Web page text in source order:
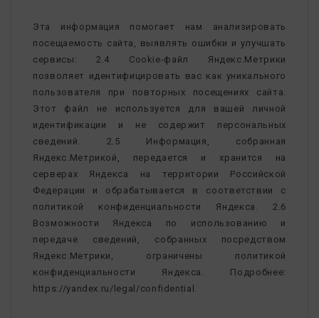
Эта информация помогает нам анализировать
посещаемость сайта, выявлять ошибки и улучшать
сервисы: 2.4 Cookie-файл Яндекс.Метрики
позволяет идентифицировать вас как уникального
пользователя при повторных посещениях сайта.
Этот файл не используется для вашей личной
идентификации и не содержит персональных
сведений. 2.5 Информация, собранная
Яндекс.Метрикой, передается и хранится на
серверах Яндекса на территории Российской
Федерации и обрабатывается в соответствии с
политикой конфиденциальности Яндекса. 2.6
Возможности Яндекса по использованию и
передаче сведений, собранных посредством
Яндекс.Метрики, ограничены политикой
конфиденциальности Яндекса. Подробнее:
https://yandex.ru/legal/confidential.